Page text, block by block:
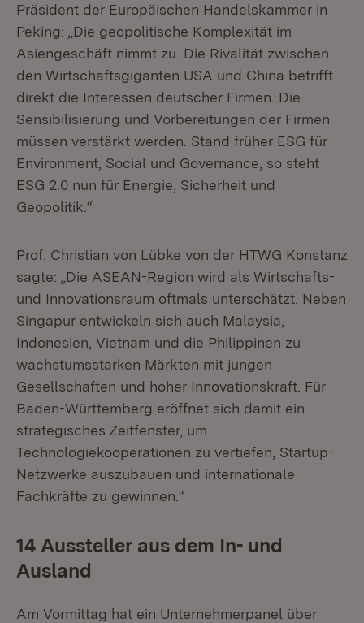
Präsident der Europäischen Handelskammer in
Peking: „Die geopolitische Komplexität im
Asiengeschäft nimmt zu. Die Rivalität zwischen
den Wirtschaftsgiganten USA und China betrifft
direkt die Interessen deutscher Firmen. Die
Sensibilisierung und Vorbereitungen der Firmen
müssen verstärkt werden. Stand früher ESG für
Environment, Social und Governance, so steht
ESG 2.0 nun für Energie, Sicherheit und
Geopolitik.“
Prof. Christian von Lübke von der HTWG Konstanz
sagte: „Die ASEAN-Region wird als Wirtschafts-
und Innovationsraum oftmals unterschätzt. Neben
Singapur entwickeln sich auch Malaysia,
Indonesien, Vietnam und die Philippinen zu
wachstumsstarken Märkten mit jungen
Gesellschaften und hoher Innovationskraft. Für
Baden-Württemberg eröffnet sich damit ein
strategisches Zeitfenster, um
Technologiekooperationen zu vertiefen, Startup-
Netzwerke auszubauen und internationale
Fachkräfte zu gewinnen.“
14 Aussteller aus dem In- und
Ausland
Am Vormittag hat ein Unternehmerpanel über